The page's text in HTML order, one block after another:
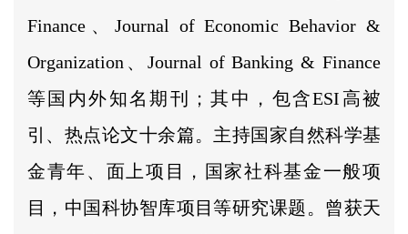
Finance、Journal of Economic Behavior &
Organization、Journal of Banking & Finance
等国内外知名期刊；其中，包含ESI高被
引、热点论文十余篇。主持国家自然科学基
金青年、面上项目，国家社科基金一般项
目，中国科协智库项目等研究课题。曾获天